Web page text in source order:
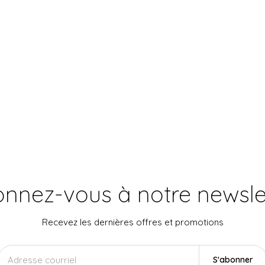
vous à notre
Recevez les dernières offres et promotions
S'abonner